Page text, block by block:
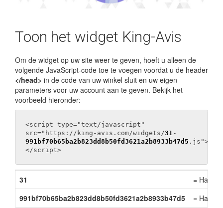
Toon het widget King-Avis
Om de widget op uw site weer te geven, hoeft u alleen de
volgende JavaScript-code toe te voegen voordat u de header
</head> in de code van uw winkel sluit en uw eigen
parameters voor uw account aan te geven. Bekijk het
voorbeeld hieronder:
<script type="text/javascript"
src="https://king-avis.com/widgets/31 -
991bf70b65ba2b823dd8b50fd3621a2b8933b47d5 .js">
</script>
31
=
991bf70b65ba2b823dd8b50fd3621a2b8933b47d5
=